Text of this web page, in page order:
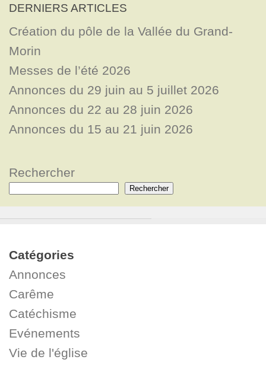
DERNIERS ARTICLES
Création du pôle de la Vallée du Grand-
Morin
Messes de l’été 2026
Annonces du 29 juin au 5 juillet 2026
Annonces du 22 au 28 juin 2026
Annonces du 15 au 21 juin 2026
Rechercher
Rechercher
Catégories
Annonces
Carême
Catéchisme
Evénements
Vie de l'église